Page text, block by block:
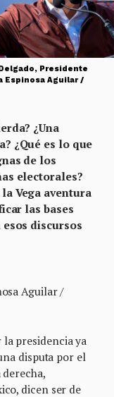
Presidente
Espinosa Aguilar /
¿Una
¿Qué es lo que
de los
electorales?
Vega aventura
las bases
discursos
Aguilar /
la presidencia ya
disputa por el
dicen ser de